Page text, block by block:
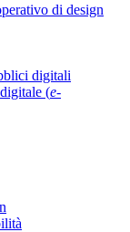
di design
digitali
(e-